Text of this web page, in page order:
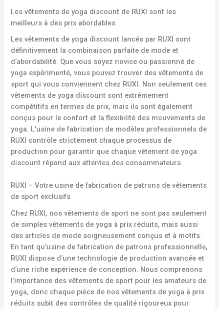
Les vêtements de yoga discount de RUXI sont les
meilleurs à des prix abordables
Les vêtements de yoga discount lancés par RUXI sont
définitivement la combinaison parfaite de mode et
d’abordabilité. Que vous soyez novice ou passionné de
yoga expérimenté, vous pouvez trouver des vêtements de
sport qui vous conviennent chez RUXI. Non seulement ces
vêtements de yoga discount sont extrêmement
compétitifs en termes de prix, mais ils sont également
conçus pour le confort et la flexibilité des mouvements de
yoga. L’usine de fabrication de modèles professionnels de
RUXI contrôle strictement chaque processus de
production pour garantir que chaque vêtement de yoga
discount répond aux attentes des consommateurs.
RUXI – Votre usine de fabrication de patrons de vêtements
de sport exclusifs
Chez RUXI, nos vêtements de sport ne sont pas seulement
de simples vêtements de yoga à prix réduits, mais aussi
des articles de mode soigneusement conçus et à motifs.
En tant qu’usine de fabrication de patrons professionnelle,
RUXI dispose d’une technologie de production avancée et
d’une riche expérience de conception. Nous comprenons
l’importance des vêtements de sport pour les amateurs de
yoga, donc chaque pièce de nos vêtements de yoga à prix
réduits subit des contrôles de qualité rigoureux pour